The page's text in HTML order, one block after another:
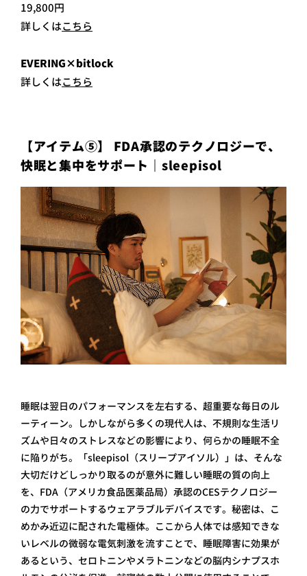
19,800円
詳しくはこちら
EVERING×bitlock
詳しくはこちら
【アイテム⑤】 FDA承認のテクノロジーで、
快眠と集中をサポート｜sleepisol
睡眠は翌日のパフォーマンスを左右する、超重要な毎日のル
ーティーン。しかしながら多くの現代人は、不規則な生活リ
ズムや日々のストレスなどの影響により、何らかの睡眠不全
に陥りがち。「sleepisol（スリープアイソル）」は、そんな
大切だけどしっかり取るのが意外に難しい睡眠の質の向上
を、FDA（アメリカ食品医薬品局）承認のCESテクノロジー
の力でサポートするウェアラブルデバイスです。秘密は、こ
めかみ近辺に配された電極体。ここから人体では感知できな
いレベルの微弱な電気刺激を流すことで、睡眠障害に効果が
あるという、セロトニンやメラトニンなどの脳内シナプスホ